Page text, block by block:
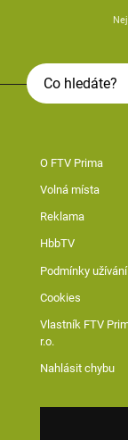
O FTV Prima
Volná místa
Reklama
HbbTV
Podmínky užívání
Cookies
Vlastník FTV
r.o.
Nahlásit chybu